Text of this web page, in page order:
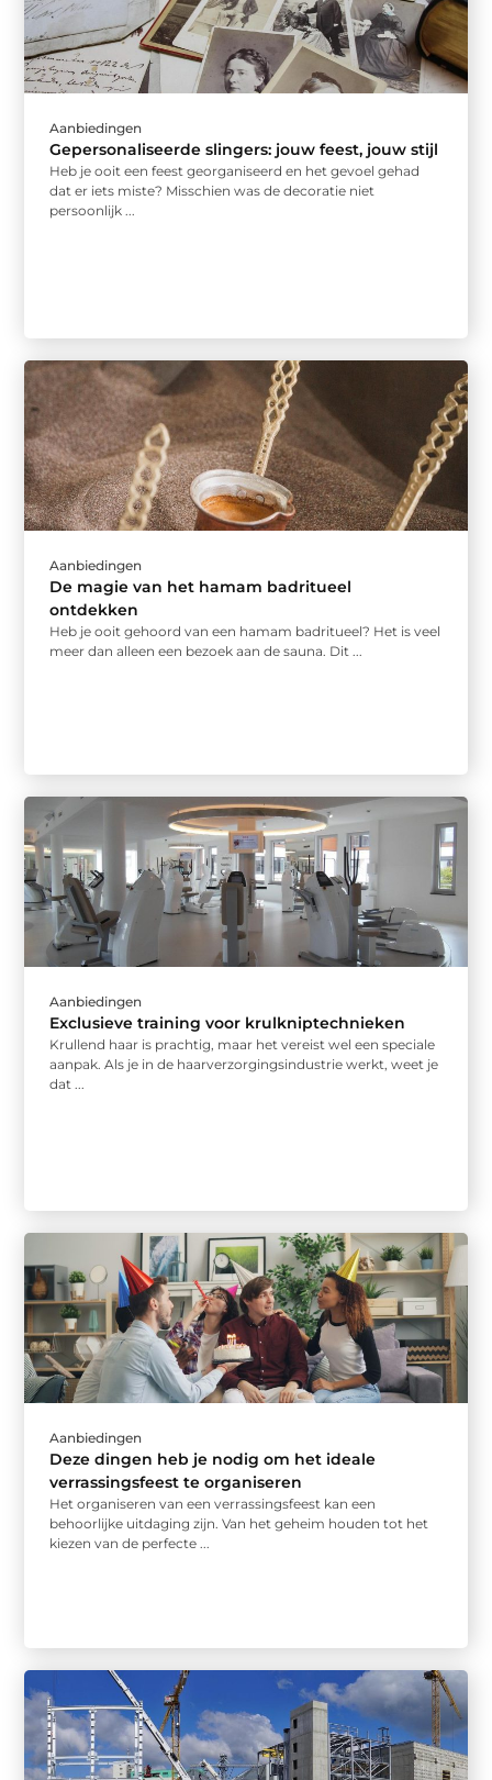
Aanbiedingen
Gepersonaliseerde slingers: jouw feest, jouw stijl
Heb je ooit een feest georganiseerd en het gevoel gehad
dat er iets miste? Misschien was de decoratie niet
persoonlijk ...
Aanbiedingen
De magie van het hamam badritueel
ontdekken
Heb je ooit gehoord van een hamam badritueel? Het is veel
meer dan alleen een bezoek aan de sauna. Dit ...
Aanbiedingen
Exclusieve training voor krulkniptechnieken
Krullend haar is prachtig, maar het vereist wel een speciale
aanpak. Als je in de haarverzorgingsindustrie werkt, weet je
dat ...
Aanbiedingen
Deze dingen heb je nodig om het ideale
verrassingsfeest te organiseren
Het organiseren van een verrassingsfeest kan een
behoorlijke uitdaging zijn. Van het geheim houden tot het
kiezen van de perfecte ...